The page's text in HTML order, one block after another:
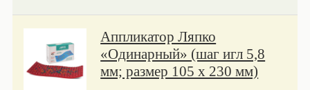
Аппликатор Ляпко
«Одинарный» (шаг игл 5,8
мм; размер 105 х 230 мм)